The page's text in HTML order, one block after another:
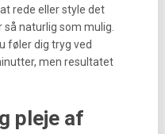
rede eller style det
naturlig som mulig.
føler dig tryg ved
men resultatet
pleje af